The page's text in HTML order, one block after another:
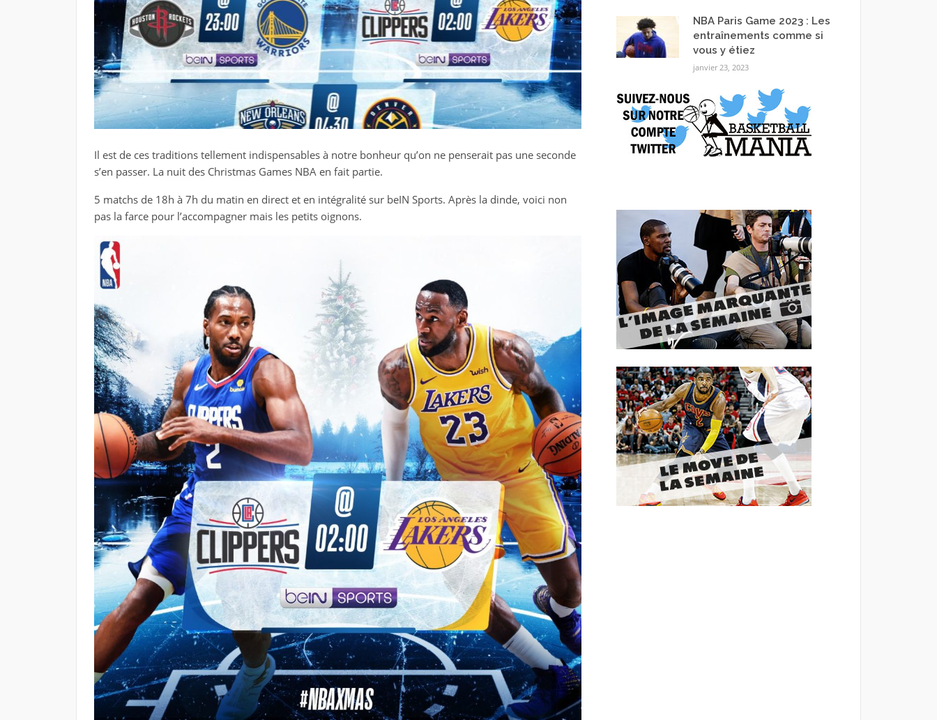
Il est de ces traditions tellement indispensables à notre bonheur qu’on ne penserait pas une seconde
s’en passer. La nuit des Christmas Games NBA en fait partie.
5 matchs de 18h à 7h du matin en direct et en intégralité sur beIN Sports. Après la dinde, voici non
pas la farce pour l’accompagner mais les petits oignons.
NBA Paris Game 2023 : Les
entraînements comme si
vous y étiez
janvier 23, 2023